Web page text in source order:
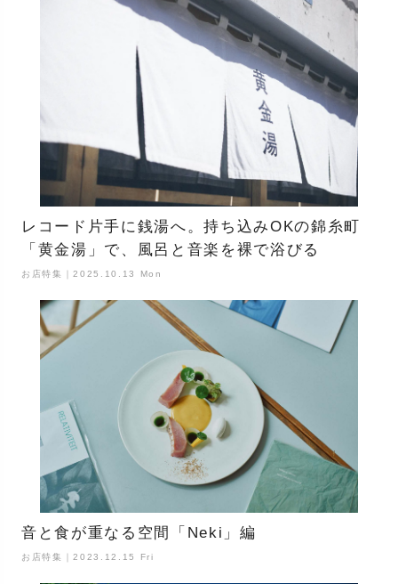
レコード片手に銭湯へ。持ち込みOKの錦糸町
「黄金湯」で、風呂と音楽を裸で浴びる
お店特集｜2025.10.13 Mon
音と食が重なる空間「Neki」編
お店特集｜2023.12.15 Fri